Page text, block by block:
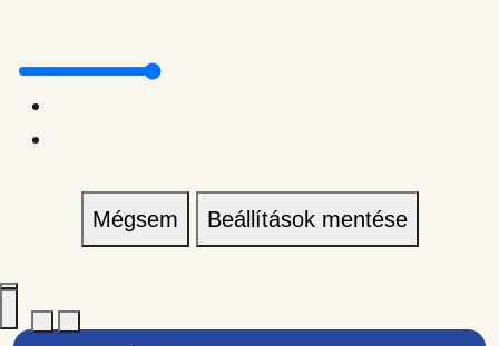
Mégsem Beállítások mentése